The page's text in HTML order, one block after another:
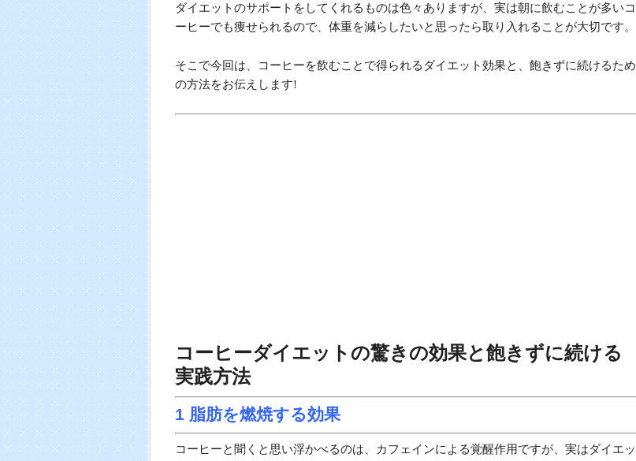
ダイエットのサポートをしてくれるものは色々ありますが、実は朝に飲むことが多いコ
ーヒーでも痩せられるので、体重を減らしたいと思ったら取り入れることが大切です。
そこで今回は、コーヒーを飲むことで得られるダイエット効果と、飽きずに続けるため
の方法をお伝えします!
コーヒーダイエットの驚きの効果と飽きずに続ける
実践方法
1 脂肪を燃焼する効果
コーヒーと聞くと思い浮かべるのは、カフェインによる覚醒作用ですが、実はダイエッ